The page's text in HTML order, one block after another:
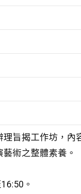
旨揭工作坊，內
術之整體素養。
。